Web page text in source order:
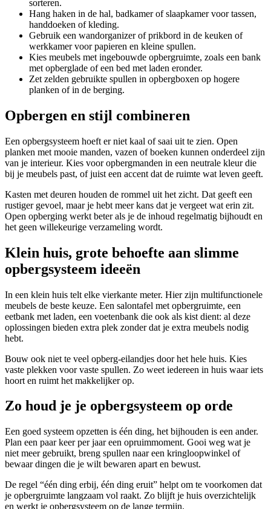
sorteren.
Hang haken in de hal, badkamer of slaapkamer voor tassen,
handdoeken of kleding.
Gebruik een wandorganizer of prikbord in de keuken of
werkkamer voor papieren en kleine spullen.
Kies meubels met ingebouwde opbergruimte, zoals een bank
met opberglade of een bed met laden eronder.
Zet zelden gebruikte spullen in opbergboxen op hogere
planken of in de berging.
Opbergen en stijl combineren
Een opbergsysteem hoeft er niet kaal of saai uit te zien. Open
planken met mooie manden, vazen of boeken kunnen onderdeel zijn
van je interieur. Kies voor opbergmanden in een neutrale kleur die
bij je meubels past, of juist een accent dat de ruimte wat leven geeft.
Kasten met deuren houden de rommel uit het zicht. Dat geeft een
rustiger gevoel, maar je hebt meer kans dat je vergeet wat erin zit.
Open opberging werkt beter als je de inhoud regelmatig bijhoudt en
het geen willekeurige verzameling wordt.
Klein huis, grote behoefte aan slimme
opbergsysteem ideeën
In een klein huis telt elke vierkante meter. Hier zijn multifunctionele
meubels de beste keuze. Een salontafel met opbergruimte, een
eetbank met laden, een voetenbank die ook als kist dient: al deze
oplossingen bieden extra plek zonder dat je extra meubels nodig
hebt.
Bouw ook niet te veel opberg-eilandjes door het hele huis. Kies
vaste plekken voor vaste spullen. Zo weet iedereen in huis waar iets
hoort en ruimt het makkelijker op.
Zo houd je je opbergsysteem op orde
Een goed systeem opzetten is één ding, het bijhouden is een ander.
Plan een paar keer per jaar een opruimmoment. Gooi weg wat je
niet meer gebruikt, breng spullen naar een kringloopwinkel of
bewaar dingen die je wilt bewaren apart en bewust.
De regel “één ding erbij, één ding eruit” helpt om te voorkomen dat
je opbergruimte langzaam vol raakt. Zo blijft je huis overzichtelijk
en werkt je opbergsysteem op de lange termijn.